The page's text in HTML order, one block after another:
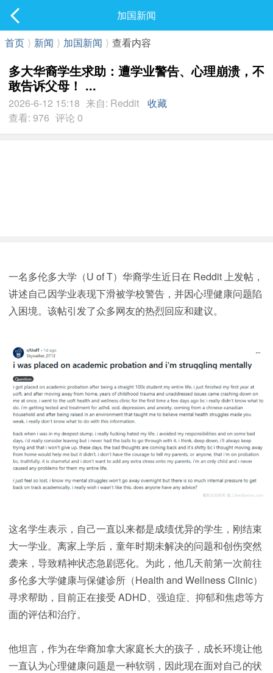
最新发表
加国新闻
首页 ⟩ 新闻 ⟩ 加国新闻 ⟩ 查看内容
多大华裔学生求助：遭学业警告、心理崩溃，不
敢告诉父母！ ...
2026-6-12 15:18 来自: Reddit
收藏
查看: 976 评论 0
一名多伦多大学（U of T）华裔学生近日在 Reddit 上发帖，
讲述自己因学业表现下滑被学校警告，并因心理健康问题陷
入困境。该帖引发了众多网友的热烈回应和建议。
这名学生表示，自己一直以来都是成绩优异的学生，刚结束
大一学业。离家上学后，童年时期未解决的问题和创伤突然
袭来，导致精神状态急剧恶化。为此，他几天前第一次前往
多伦多大学健康与保健诊所（Health and Wellness Clinic）
寻求帮助，目前正在接受 ADHD、强迫症、抑郁和焦虑等方
面的评估和治疗。
他坦言，作为在华裔加拿大家庭长大的孩子，成长环境让他
一直认为心理健康问题是一种软弱，因此现在面对自己的状